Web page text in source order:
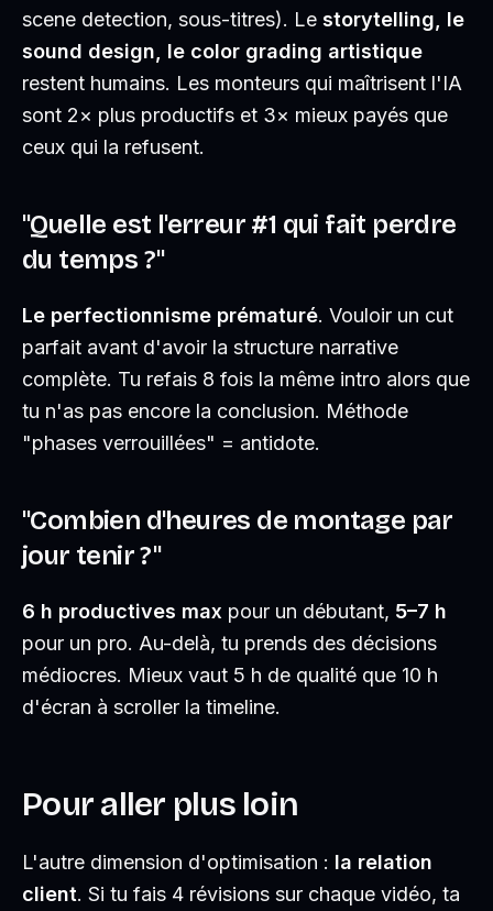
scene detection, sous-titres). Le storytelling, le
sound design, le color grading artistique
restent humains. Les monteurs qui maîtrisent l'IA
sont 2× plus productifs et 3× mieux payés que
ceux qui la refusent.
"Quelle est l'erreur #1 qui fait perdre
du temps ?"
Le perfectionnisme prématuré. Vouloir un cut
parfait avant d'avoir la structure narrative
complète. Tu refais 8 fois la même intro alors que
tu n'as pas encore la conclusion. Méthode
"phases verrouillées" = antidote.
"Combien d'heures de montage par
jour tenir ?"
6 h productives max pour un débutant, 5–7 h
pour un pro. Au-delà, tu prends des décisions
médiocres. Mieux vaut 5 h de qualité que 10 h
d'écran à scroller la timeline.
Pour aller plus loin
L'autre dimension d'optimisation : la relation
client. Si tu fais 4 révisions sur chaque vidéo, ta